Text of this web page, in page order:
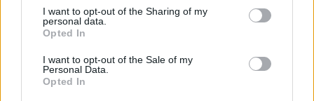
I want to opt-out of the Sharing of my
personal data.
Opted In
I want to opt-out of the Sale of my
Personal Data.
Opted In